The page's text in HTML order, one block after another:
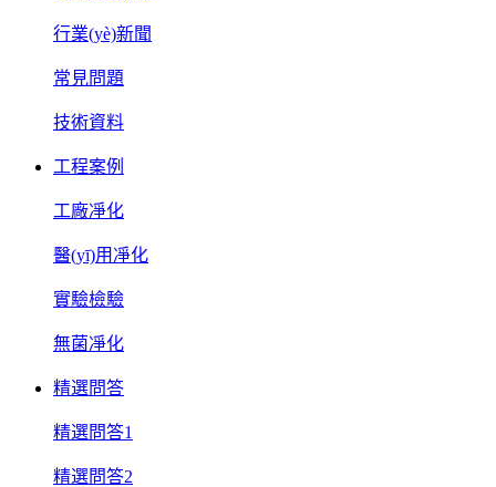
行業(yè)新聞
常見問題
技術資料
工程案例
工廠凈化
醫(yī)用凈化
實驗檢驗
無菌凈化
精選問答
精選問答1
精選問答2